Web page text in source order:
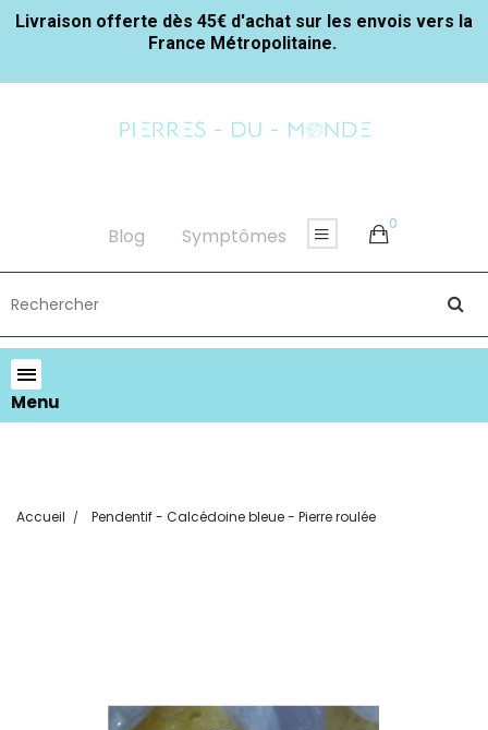
Livraison offerte dès 45€ d'achat sur les envois vers la
France Métropolitaine.
Blog Symptômes
0
Menu
Accueil Pendentif - Calcédoine bleue - Pierre roulée